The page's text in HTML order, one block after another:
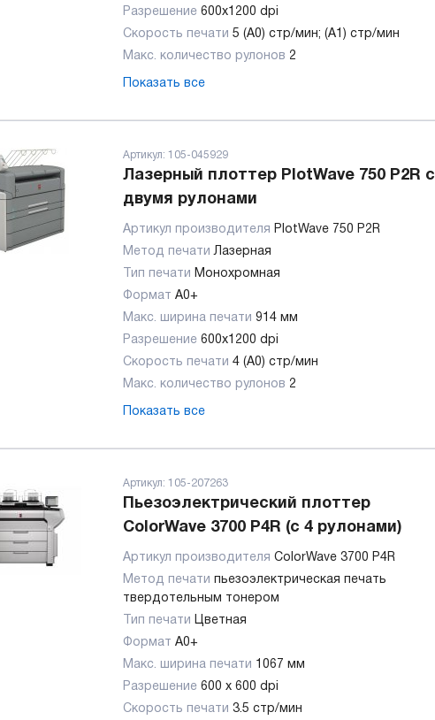
Разрешение 600х1200 dpi
Скорость печати 5 (A0) стр/мин; (A1) стр/мин
Макс. количество рулонов 2
Показать все
Артикул: 105-045929
Лазерный плоттер PlotWave 750 P2R с
двумя рулонами
Артикул производителя PlotWave 750 P2R
Метод печати Лазерная
Тип печати Монохромная
Формат A0+
Макс. ширина печати 914 мм
Разрешение 600х1200 dpi
Скорость печати 4 (A0) стр/мин
Макс. количество рулонов 2
Показать все
Артикул: 105-207263
Пьезоэлектрический плоттер
ColorWave 3700 P4R (с 4 рулонами)
Артикул производителя ColorWave 3700 P4R
Метод печати пьезоэлектрическая печать
твердотельным тонером
Тип печати Цветная
Формат A0+
Макс. ширина печати 1067 мм
Разрешение 600 х 600 dpi
Скорость печати 3.5 стр/мин